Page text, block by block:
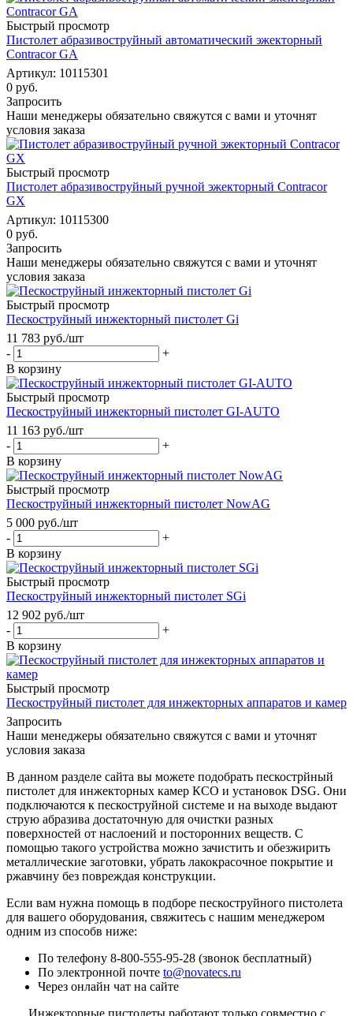
Быстрый просмотр
Пистолет абразивоструйный автоматический эжекторный
Contracor GA
Артикул: 10115301
0 руб.
Запросить
Наши менеджеры обязательно свяжутся с вами и уточнят
условия заказа
Быстрый просмотр
Пистолет абразивоструйный ручной эжекторный Contracor
GX
Артикул: 10115300
0 руб.
Запросить
Наши менеджеры обязательно свяжутся с вами и уточнят
условия заказа
Быстрый просмотр
Пескоструйный инжекторный пистолет Gi
11 783 руб./шт
-
+
В корзину
Быстрый просмотр
Пескоструйный инжекторный пистолет GI-AUTO
11 163 руб./шт
-
+
В корзину
Быстрый просмотр
Пескоструйный инжекторный пистолет NowAG
5 000 руб./шт
-
+
В корзину
Быстрый просмотр
Пескоструйный инжекторный пистолет SGi
12 902 руб./шт
-
+
В корзину
Быстрый просмотр
Пескоструйный пистолет для инжекторных аппаратов и камер
Запросить
Наши менеджеры обязательно свяжутся с вами и уточнят
условия заказа
В данном разделе сайта вы можете подобрать пескострйный
пистолет для инжекторных камер КСО и установок DSG. Они
подключаются к пескоструйной системе и на выходе выдают
струю абразива достаточную для очистки разных
поверхностей от наслоений и посторонних веществ. С
помощью такого устройства можно зачистить и обезжирить
металлические заготовки, убрать лакокрасочное покрытие и
ржавчину без повреждая конструкции.
Если вам нужна помощь в подборе пескоструйного пистолета
для вашего оборудования, свяжитесь с нашим менеджером
одним из способв ниже:
По телефону 8-800-555-95-28 (звонок бесплатный)
По электронной почте to@novatecs.ru
Через онлайн чат на сайте
Инжекторные пистолеты работают только совместно с